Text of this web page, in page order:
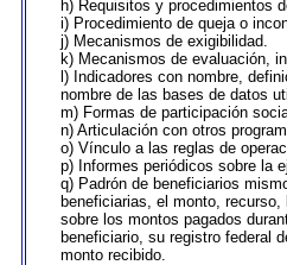
h) Requisitos y procedimientos
i) Procedimiento de queja o
j) Mecanismos de exigibilidad.
k) Mecanismos de evaluación,
l) Indicadores con nombre,
nombre de las bases de datos
m) Formas de participación
n) Articulación con otros
o) Vínculo a las reglas de
p) Informes periódicos sobre la
q) Padrón de beneficiarios
beneficiarias, el monto,
sobre los montos pagados
beneficiario, su registro federal
monto recibido.